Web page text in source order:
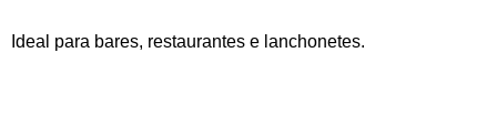
Ideal para bares, restaurantes e lanchonetes.